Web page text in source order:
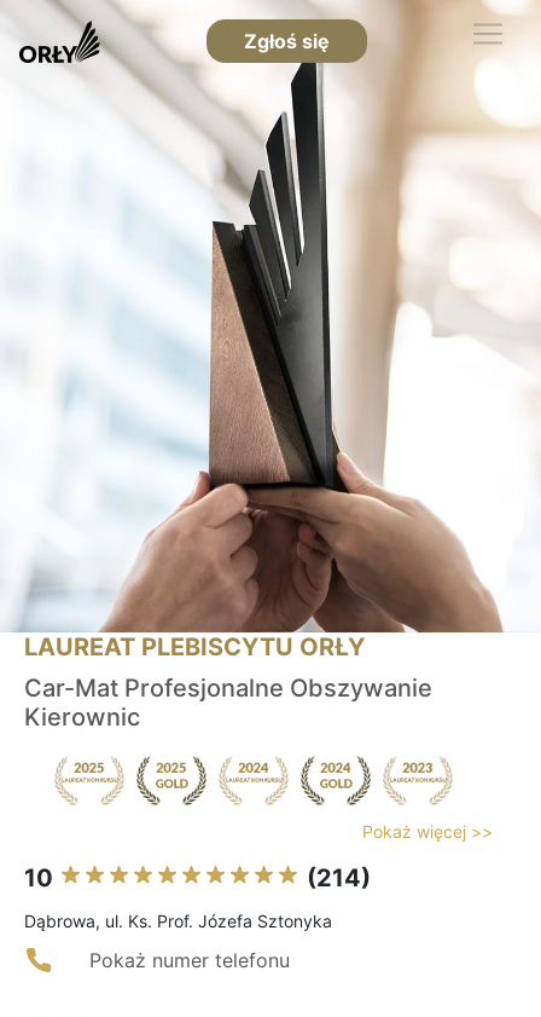
Zgłoś się
LAUREAT PLEBISCYTU ORŁY
Car-Mat Profesjonalne Obszywanie
Kierownic
Pokaż więcej >>
10 (214)
Dąbrowa, ul. Ks. Prof. Józefa Sztonyka
Pokaż numer telefonu